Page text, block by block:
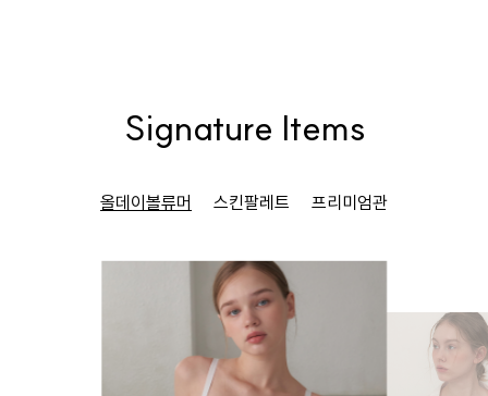
Signature Items
올데이볼류머 스킨팔레트 프리미엄관